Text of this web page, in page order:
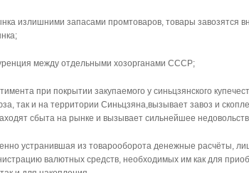
излишними запасами промтоваров, товары завозятся
между отдельными хозорганами СССР;
при покрытии закупаемого у синьцзянского
так и на территории Синьцзяна,вызывает завоз и
сбыта на рынке и вызывает сильнейшее
устранившая из товарооборота денежные расчёты,
валютных средств, необходимых им как для